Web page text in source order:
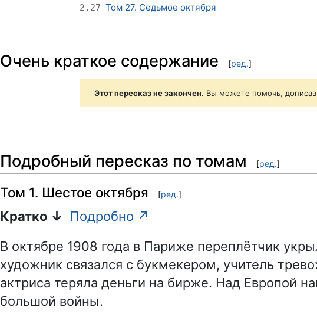
2.27 Том 27. Седьмое октября
Очень краткое содержание [ред.]
Этот пересказ не закончен. Вы можете помочь, дописав
Подробный пересказ по томам [ред.]
Том 1. Шестое октября [ред.]
Кратко ↓
Подробно ↗
В октябре 1908 года в Париже переплётчик
художник связался с букмекером, учитель
актриса теряла деньги на бирже. Над Европой
большой войны.